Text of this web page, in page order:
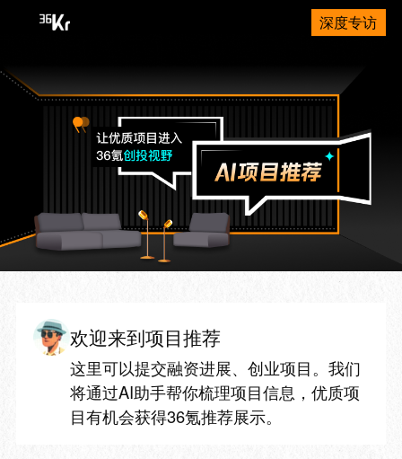
深度专访
欢迎来到项目推荐
这里可以提交融资进展、创业项目。我们
将通过AI助手帮你梳理项目信息，优质项
目有机会获得36氪推荐展示。